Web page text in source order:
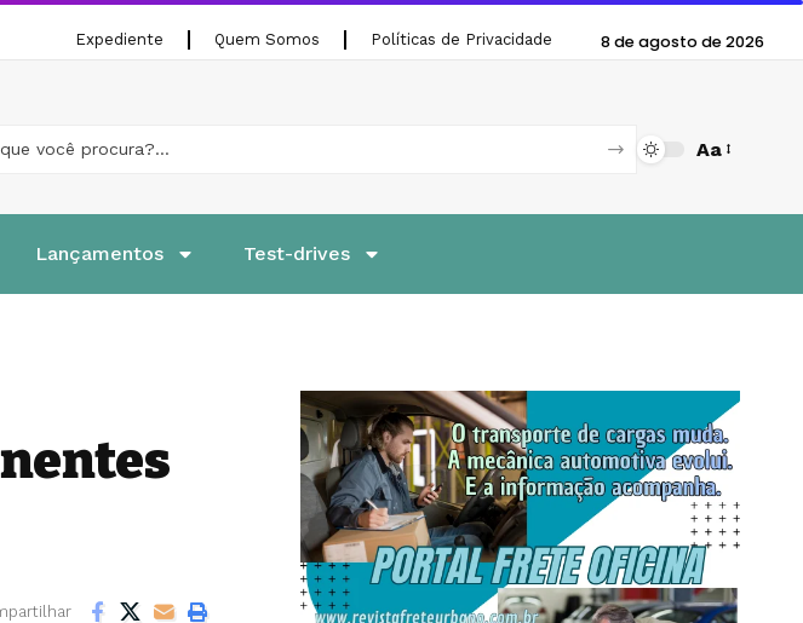
Expediente Quem Somos Políticas de Privacidade 8 de agosto de 2026
Aa
Lançamentos Test-drives